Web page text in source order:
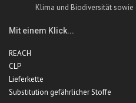
Klima und Biodiversität
Mit einem Klick...
REACH
CLP
Lieferkette
Substitution gefährlicher Stoffe